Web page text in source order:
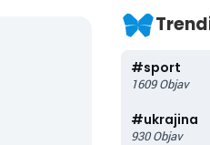
#sport
1609 Objav
#ukrajina
930 Objav